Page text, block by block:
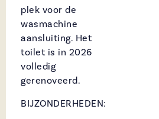
plek voor de
wasmachine
aansluiting. Het
toilet is in 2026
volledig
gerenoveerd.
BIJZONDERHEDEN: